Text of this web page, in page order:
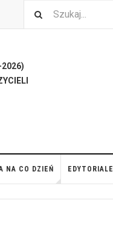
2026)
NA CO DZIEŃ EDYTORIALE